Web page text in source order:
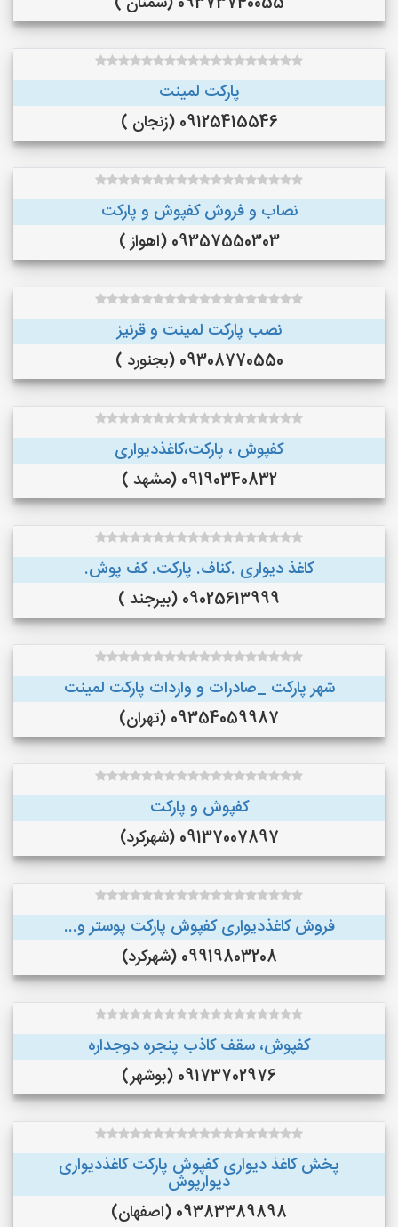
پارکت لمینت
09125415546 (زنجان )
نصاب و فروش کفپوش و پارکت
09357550303 (اهواز )
نصب پارکت لمینت و قرنیز
09308770550 (بجنورد )
کفپوش ، پارکت،کاغذدیواری
09190340832 (مشهد )
کاغذ دیواری .کناف. پارکت. کف پوش.
09025613999 (بیرجند )
شهر پارکت _صادرات و واردات پارکت لمینت
09354059987 (تهران)
کفپوش و پارکت
09137007897 (شهرکرد)
فروش کاغذدیواری کفپوش پارکت پوستر و...
09919803208 (شهرکرد)
کفپوش، سقف کاذب پنجره دوجداره
09173702976 (بوشهر)
پخش کاغذ دیواری کفپوش پارکت کاغذدیواری
دیوارپوش
09383389898 (اصفهان)